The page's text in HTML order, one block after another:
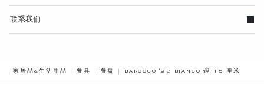
联系我们
家居品&生活用品 餐具 餐盘 BREADCRUMB.ADA.LABEL.CURRENT
BAROCCO '92 BIANCO 碗 15 厘米